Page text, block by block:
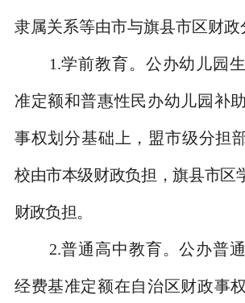
隶属关系等由市与旗县市区财政
1.学前教育。公办幼儿园
准定额和普惠性民办幼儿园补
事权划分基础上，盟市级分担
校由市本级财政负担，旗县市区
财政负担。
2.普通高中教育。公办普
经费基准定额在自治区财政事